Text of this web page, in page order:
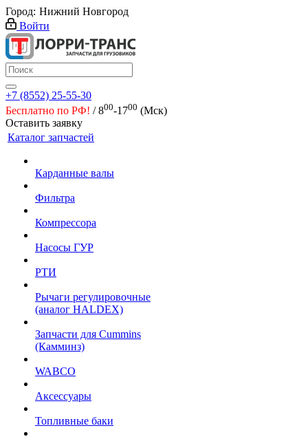
Город: Нижний Новгород
Войти
+7 (8552) 25-55-30
Бесплатно по РФ! / 800-1700 (Мск)
Оставить заявку
Каталог запчастей
Карданные валы
Фильтра
Компрессора
Насосы ГУР
РТИ
Рычаги регулировочные
(аналог HALDEX)
Запчасти для Cummins
(Камминз)
WABCO
Аксессуары
Топливные баки